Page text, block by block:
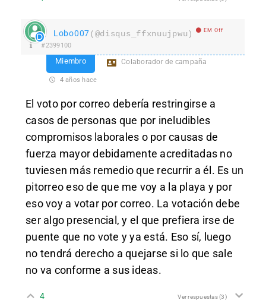
Lobo007(@disqus_ffxnuujpwu) EM Off
#2399100
Miembro Colaborador de campaña
4 años hace
El voto por correo debería restringirse a
casos de personas que por ineludibles
compromisos laborales o por causas de
fuerza mayor debidamente acreditadas no
tuviesen más remedio que recurrir a él. Es un
pitorreo eso de que me voy a la playa y por
eso voy a votar por correo. La votación debe
ser algo presencial, y el que prefiera irse de
puente que no vote y ya está. Eso sí, luego
no tendrá derecho a quejarse si lo que sale
no va conforme a sus ideas.
4 Ver respuestas(3)